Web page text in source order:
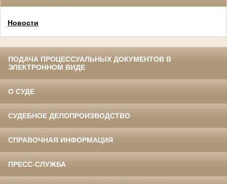
Новости
ПОДАЧА ПРОЦЕССУАЛЬНЫХ ДОКУМЕНТОВ В
ЭЛЕКТРОННОМ ВИДЕ
О СУДЕ
СУДЕБНОЕ ДЕЛОПРОИЗВОДСТВО
СПРАВОЧНАЯ ИНФОРМАЦИЯ
ПРЕСС-СЛУЖБА